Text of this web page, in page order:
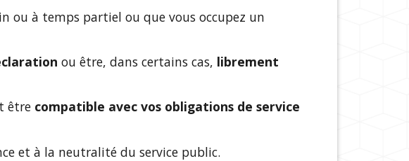
ou à temps partiel ou que vous occupez un
ou être, dans certains cas, librement
être compatible avec vos obligations de service
et à la neutralité du service public.